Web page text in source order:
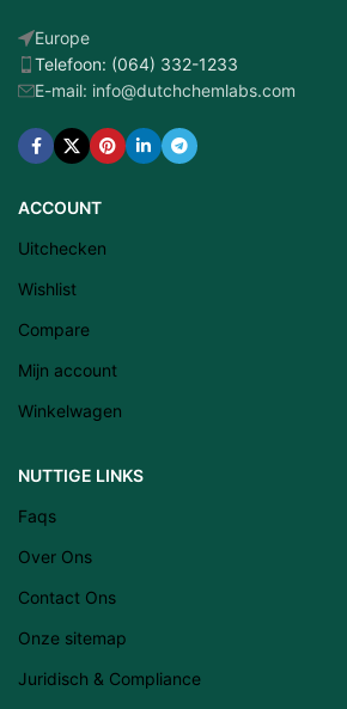
Europe
Telefoon: (064) 332-1233
E-mail: info@dutchchemlabs.com
ACCOUNT
Uitchecken
Wishlist
Compare
Mijn account
Winkelwagen
NUTTIGE LINKS
Faqs
Over Ons
Contact Ons
Onze sitemap
Juridisch & Compliance